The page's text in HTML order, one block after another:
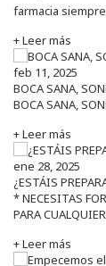
farmacia
+ Leer más
feb 11, 2025
BOCA SANA,
BOCA SANA,
+ Leer más
ene 28, 2025
¿ESTÁIS
* NECESITAS
PARA
+ Leer más